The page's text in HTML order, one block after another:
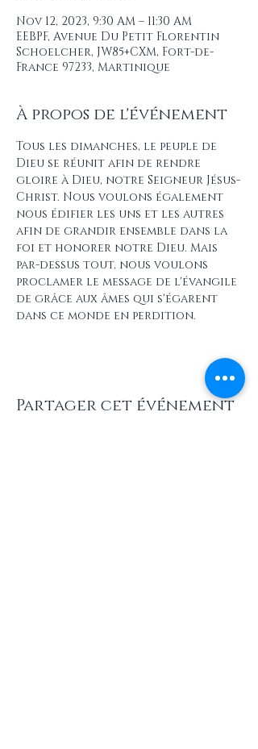
Nov 12, 2023, 9:30 AM – 11:30 AM
EEBPF, Avenue Du Petit Florentin
Schoelcher, JW85+CXM, Fort-de-
France 97233, Martinique
À propos de l'événement
Tous les dimanches, le peuple de
Dieu se réunit afin de rendre
gloire à Dieu, notre Seigneur Jésus-
Christ. Nous voulons également
nous édifier les uns et les autres
afin de grandir ensemble dans la
foi et honorer notre Dieu. Mais
par-dessus tout, nous voulons
proclamer le message de l'évangile
de grâce aux âmes qui s'égarent
dans ce monde en perdition.
Partager cet événement